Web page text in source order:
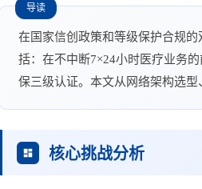
导读
在国家信创政策和等级保护合规
括：在不中断7×24小时医疗业务
保三级认证。本文从网络架构选
核心挑战分析